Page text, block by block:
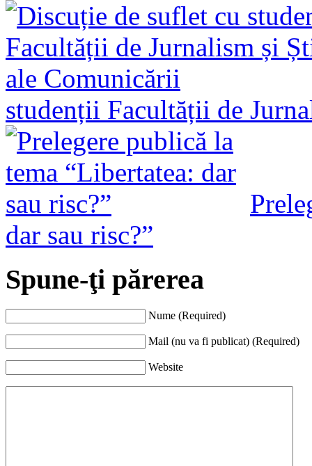
studenții Facultății de
dar sau risc?”
Spune-ţi părerea
Nume (Required)
Mail (nu va fi publicat) (Required)
Website